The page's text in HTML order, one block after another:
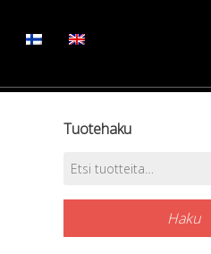
Tuotehaku
Etsi:
Haku